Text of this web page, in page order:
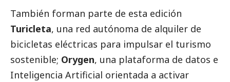
También forman parte de esta edición
Turicleta, una red autónoma de alquiler de
bicicletas eléctricas para impulsar el turismo
sostenible; Orygen, una plataforma de datos e
Inteligencia Artificial orientada a activar